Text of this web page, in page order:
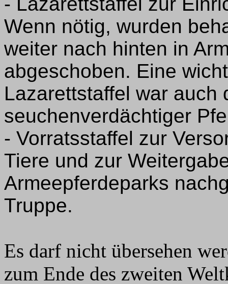
Wenn nötig, wurden
weiter nach hinten in
abgeschoben. Eine
Lazarettstaffel war auch
seuchenverdächtiger
- Vorratsstaffel zur
Tiere und zur
Armeepferdeparks
Truppe.
Es darf nicht übersehen
zum Ende des zweiten